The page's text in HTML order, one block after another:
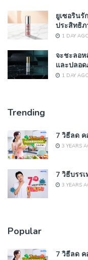
ยูเซอรินรั
ประสิทธิภ
1 DAY
จะชะลอห
และปลอด
1 DAY
Trending
7 วิธีลด ค
3 YEARS
7 วิธีบรร
3 YEARS
Popular
7 วิธีลด ค